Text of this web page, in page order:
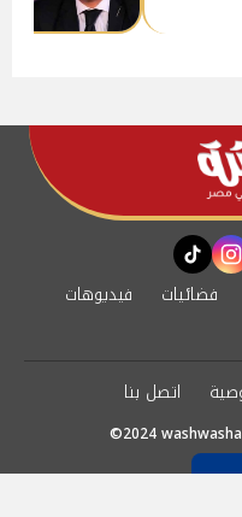
instagram
tiktok
فضائيات
فيديوهات
اتصل بنا
©2024